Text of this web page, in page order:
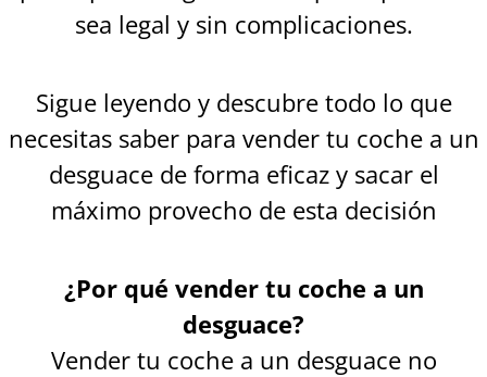
sea legal y sin complicaciones.
Sigue leyendo y descubre todo lo que
necesitas saber para vender tu coche a un
desguace de forma eficaz y sacar el
máximo provecho de esta decisión
¿Por qué vender tu coche a un
desguace?
Vender tu coche a un desguace no